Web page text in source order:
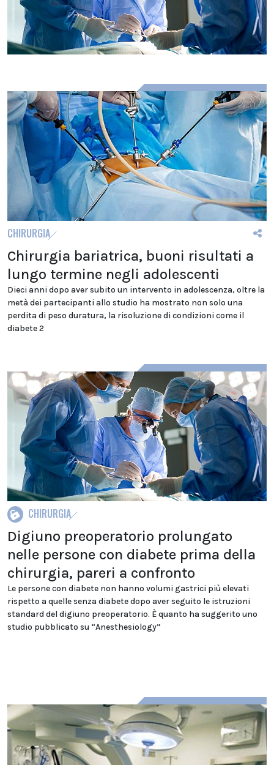
CHIRURGIA
Chirurgia bariatrica, buoni risultati a
lungo termine negli adolescenti
Dieci anni dopo aver subito un intervento in adolescenza, oltre la
metà dei partecipanti allo studio ha mostrato non solo una
perdita di peso duratura, la risoluzione di condizioni come il
diabete 2
CHIRURGIA
Digiuno preoperatorio prolungato
nelle persone con diabete prima della
chirurgia, pareri a confronto
Le persone con diabete non hanno volumi gastrici più elevati
rispetto a quelle senza diabete dopo aver seguito le istruzioni
standard del digiuno preoperatorio. È quanto ha suggerito uno
studio pubblicato su “Anesthesiology”